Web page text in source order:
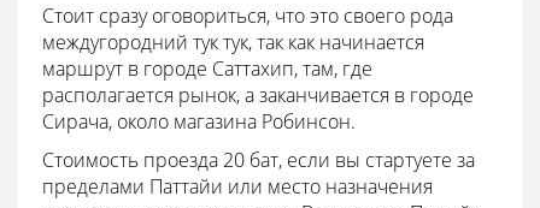
Стоит сразу оговориться, что это своего рода
междугородний тук тук, так как начинается
маршрут в городе Саттахип, там, где
располагается рынок, а заканчивается в городе
Сирача, около магазина Робинсон.
Стоимость проезда 20 бат, если вы стартуете за
пределами Паттайи или место назначения